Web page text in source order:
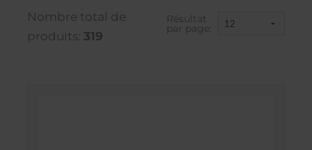
Nombre total de
produits: 319
Résultat
par page: